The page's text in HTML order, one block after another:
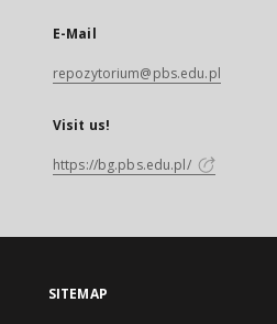
E-Mail
repozytorium@pbs.edu.pl
Visit us!
https://bg.pbs.edu.pl/
SITEMAP